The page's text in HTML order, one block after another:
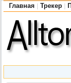
Главная Трекер